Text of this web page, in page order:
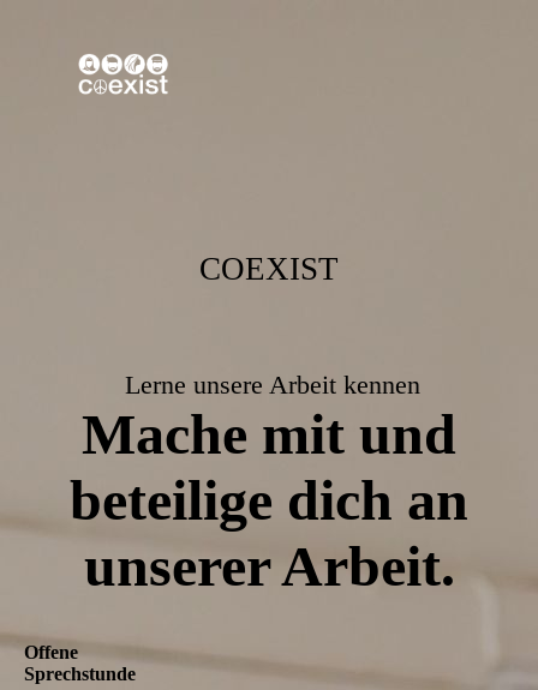
COEXIST
Lerne unsere Arbeit kennen
Mache mit und
beteilige dich an
unserer Arbeit.
Offene
Sprechstunde